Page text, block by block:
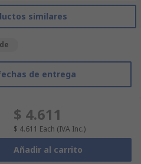
similares
de entrega
$ 4.611
$ 4.611 Each (IVA Inc.)
Añadir al carrito